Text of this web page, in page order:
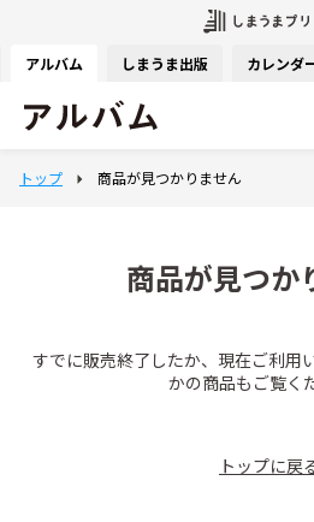
アルバム しまうま出版 カレンダ
商品が見つか
すでに販売終了したか、現在ご利用
かの商品もご覧く
トップに戻